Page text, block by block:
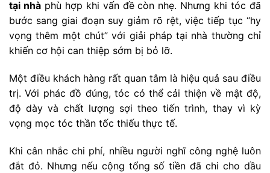
tại nhàphù hợp khi vấn đề còn nhẹ. Nhưng khi tóc đã
bước sang giai đoạn suy giảm rõ rệt, việc tiếp tục “hy
vọng thêm một chút” với giải pháp tại nhà thường chỉ
khiến cơ hội can thiệp sớm bị bỏ lỡ.
Một điều khách hàng rất quan tâm là hiệu quả sau điều
trị. Với phác đồ đúng, tóc có thể cải thiện về mật độ,
độ dày và chất lượng sợi theo tiến trình, thay vì kỳ
vọng mọc tóc thần tốc thiếu thực tế.
Khi cân nhắc chi phí, nhiều người nghĩ công nghệ luôn
đắt đỏ. Nhưng nếu cộng tổng số tiền đã chi cho dầu